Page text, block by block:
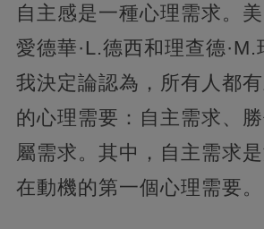
自主感是一種心理需求。
愛德華·L.德西和理查德·M.
我決定論認為，所有人都
的心理需要：自主需求、
屬需求。其中，自主需求
在動機的第一個心理需要。